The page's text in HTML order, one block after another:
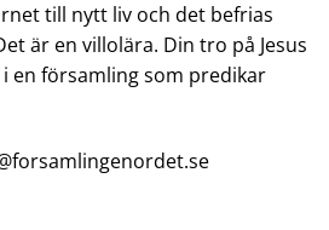
till nytt liv och det befrias
är en villolära. Din tro på Jesus
en församling som predikar